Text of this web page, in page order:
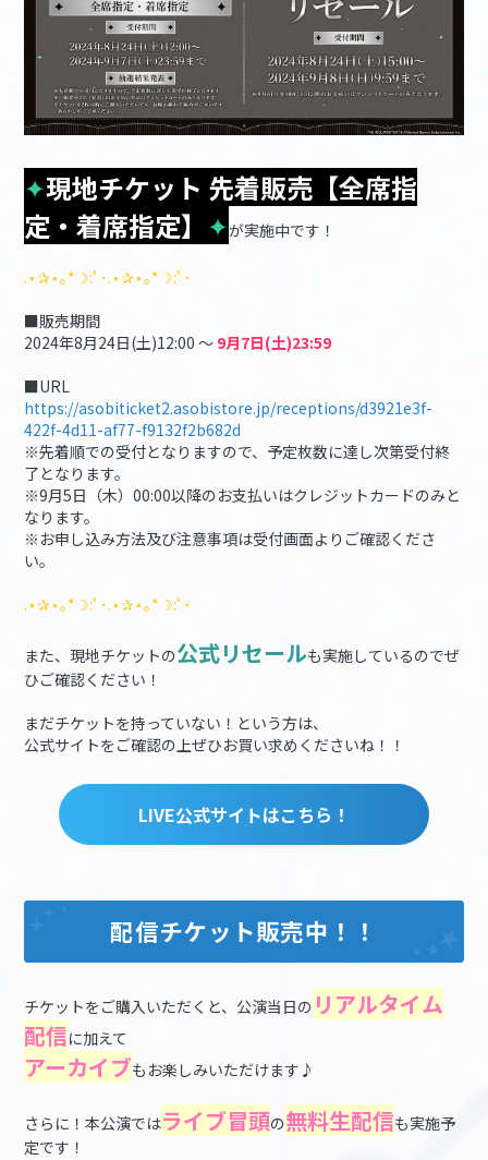
✦現地チケット 先着販売【全席指
定・着席指定】 ✦が実施中です！
.⋆✰⋆｡*☽:ﾟ･.⋆✰⋆｡*☽:ﾟ･
■販売期間
2024年8月24日(土)12:00 ～ 9月7日(土)23:59
■URL
https://asobiticket2.asobistore.jp/receptions/d3921e3f-
422f-4d11-af77-f9132f2b682d
※先着順での受付となりますので、予定枚数に達し次第受付終
了となります。
※9月5日（木）00:00以降のお支払いはクレジットカードのみと
なります。
※お申し込み方法及び注意事項は受付画面よりご確認くださ
い。
.⋆✰⋆｡*☽:ﾟ･.⋆✰⋆｡*☽:ﾟ･
また、現地チケットの公式リセールも実施しているのでぜ
ひご確認ください！
まだチケットを持っていない！という方は、
公式サイトをご確認の上ぜひお買い求めくださいね！！
LIVE公式サイトはこちら！
配信チケット販売中！！
チケットをご購入いただくと、公演当日の リアルタイム
配信に加えて
アーカイブもお楽しみいただけます♪
さらに！本公演ではライブ冒頭の無料生配信も実施予
定です！